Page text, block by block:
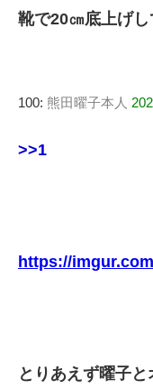
靴で20㎝底上げ
100: 熊田曜子本人
>>1
https://
とりあえず曜子と